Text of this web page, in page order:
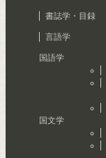
書誌学・目録
言語学
国語学
国文学